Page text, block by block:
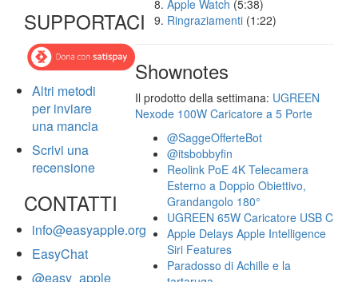
SUPPORTACI
Altri metodi
per inviare
una mancia
Scrivi una
recensione
CONTATTI
info@easyapple.org
EasyChat
@easy_apple
Apple Watch (5:38)
Ringraziamenti (1:22)
Shownotes
Il prodotto della settimana: UGREEN
Nexode 100W Caricatore a 5 Porte
@SaggeOfferteBot
@itsbobbyfin
Reolink PoE 4K Telecamera
Esterno a Doppio Obiettivo,
Grandangolo 180°
UGREEN 65W Caricatore USB C
Apple Delays Apple Intelligence
Siri Features
Paradosso di Achille e la